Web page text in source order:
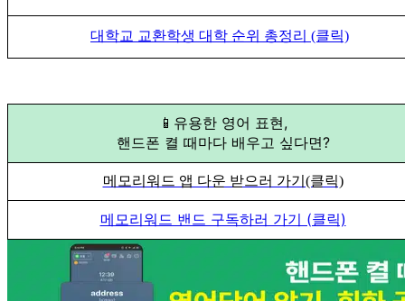
대학교 교환학생 대학 순위 총정리 (클릭)
📱유용한 영어 표현,
핸드폰 켤 때마다 배우고 싶다면?
메모리워드 앱 다운 받으러 가기(클릭)
메모리워드 밴드 구독하러 가기 (클릭)